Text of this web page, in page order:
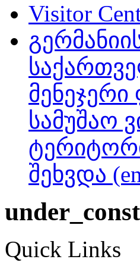
Visitor
სამუშაო
შეხვდა
Quick Links